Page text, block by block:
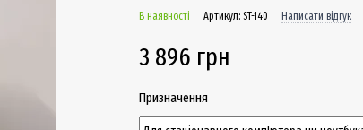
В наявності Артикул: ST-140 Написати відгук
3 896 грн
Призначення